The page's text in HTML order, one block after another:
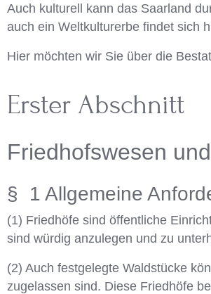
Auch kulturell kann das Saarland
auch ein Weltkulturerbe findet sich
Hier möchten wir Sie über die
Erster Abschnitt
Friedhofswesen
§ 1 Allgemeine
(1) Friedhöfe sind öffentliche
sind würdig anzulegen und zu
(2) Auch festgelegte Waldstücke
zugelassen sind. Diese Friedhöfe